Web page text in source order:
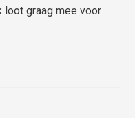
loot graag mee voor